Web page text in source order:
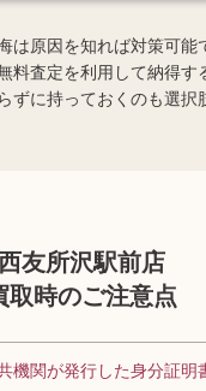
は原因を知れば対策可能
料査定を利用して納得す
ずに持っておくのも選択
友所沢駅前店
取時のご注意点
機関が発行した身分証明